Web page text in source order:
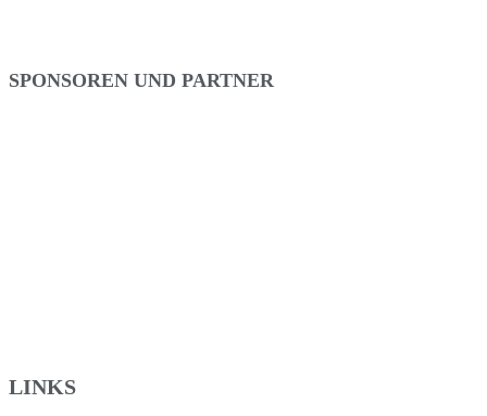
SPONSOREN UND PARTNER
LINKS